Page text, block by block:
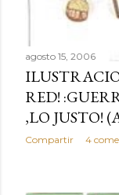
agosto 15, 2006
RED!
,LO JUSTO!
Compartir 4